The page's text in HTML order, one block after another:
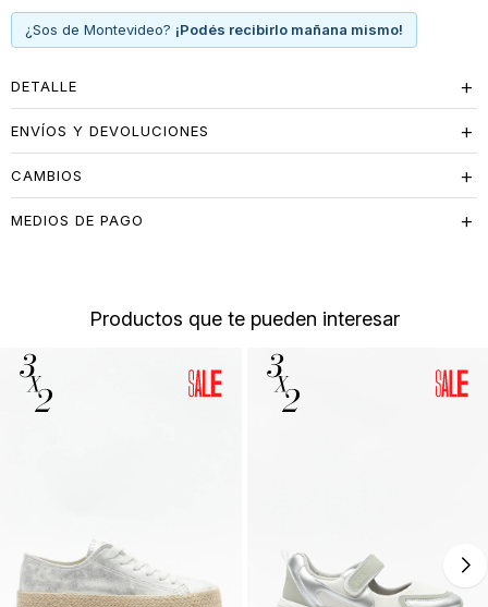
modelo versátil que suma actitud sporty a cualquier outfit casual.
¿Sos de Montevideo? ¡Podés recibirlo mañana mismo!
DETALLE
ENVÍOS Y DEVOLUCIONES
CAMBIOS
MEDIOS DE PAGO
Productos que te pueden interesar